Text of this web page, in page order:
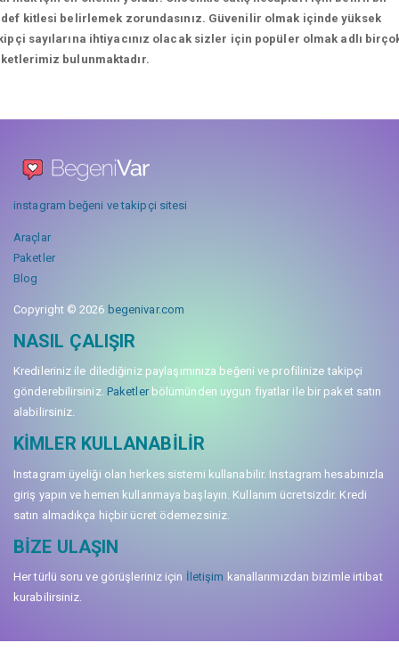
kitlesi belirlemek zorundasınız. Güvenilir olmak içinde yüksek
sayılarına ihtiyacınız olacak sizler için popüler olmak adlı
bulunmaktadır.
instagram beğeni ve takipçi sitesi
Araçlar
Paketler
Blog
Copyright © 2026 begenivar.com
NASIL ÇALIŞIR
Kredileriniz ile dilediğiniz paylaşımınıza beğeni ve profilinize takipçi
gönderebilirsiniz. Paketlerbölümünden uygun fiyatlar ile bir paket satın
alabilirsiniz.
KIMLER KULLANABILIR
Instagram üyeliği olan herkes sistemi kullanabilir. Instagram hesabınızla
giriş yapın ve hemen kullanmaya başlayın. Kullanım ücretsizdir. Kredi
satın almadıkça hiçbir ücret ödemezsiniz.
BIZE ULAŞIN
Her türlü soru ve görüşleriniz için İletişim kanallarımızdan bizimle irtibat
kurabilirsiniz.